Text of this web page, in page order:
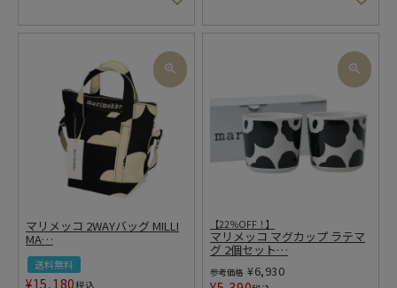
マリメッコ 2WAYバッグ MILLI
MA…
送料無料
¥15,180税込
【22％OFF！】
マリメッコ マグカップ ラテマ
グ 2個セット…
参考価格 ¥6,930